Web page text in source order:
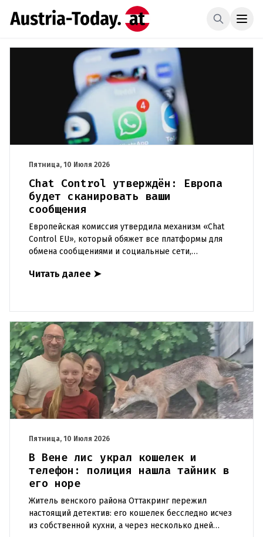
Пятница, 10 Июля 2026
Chat Control утверждён: Европа
будет сканировать ваши
сообщения
Европейская комиссия утвердила механизм «Chat
Control EU», который обяжет все платформы для
обмена сообщениями и социальные сети,
сообщения всех пользовател
Читать далее ➤
Пятница, 10 Июля 2026
В Вене лис украл кошелек и
телефон: полиция нашла тайник в
его норе
Житель венского района Оттакринг пережил
настоящий детектив: его кошелек бесследно исчез
из собственной кухни, а через несколько дней